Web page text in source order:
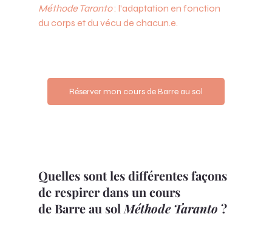
Méthode Taranto : l’adaptation en fonction
du corps et du vécu de chacun.e.
Réserver mon cours de Barre au sol
Quelles sont les différentes façons
de respirer dans un cours
de Barre au sol Méthode Taranto ?